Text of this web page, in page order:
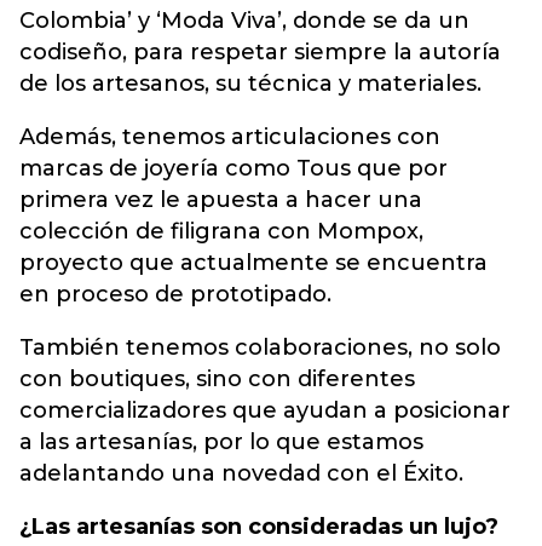
Colombia’ y ‘Moda Viva’, donde se da un
codiseño, para respetar siempre la autoría
de los artesanos, su técnica y materiales.
Además, tenemos articulaciones con
marcas de joyería como Tous que por
primera vez le apuesta a hacer una
colección de filigrana con Mompox,
proyecto que actualmente se encuentra
en proceso de prototipado.
También tenemos colaboraciones, no solo
con boutiques, sino con diferentes
comercializadores que ayudan a posicionar
a las artesanías, por lo que estamos
adelantando una novedad con el Éxito.
¿Las artesanías son consideradas un lujo?